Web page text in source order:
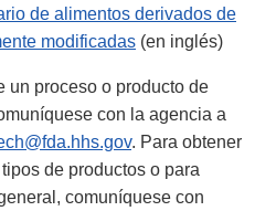
de alimentos derivados de
modificadas (en inglés)
un proceso o producto de
con la agencia a
. Para obtener
de productos o para
comuníquese con